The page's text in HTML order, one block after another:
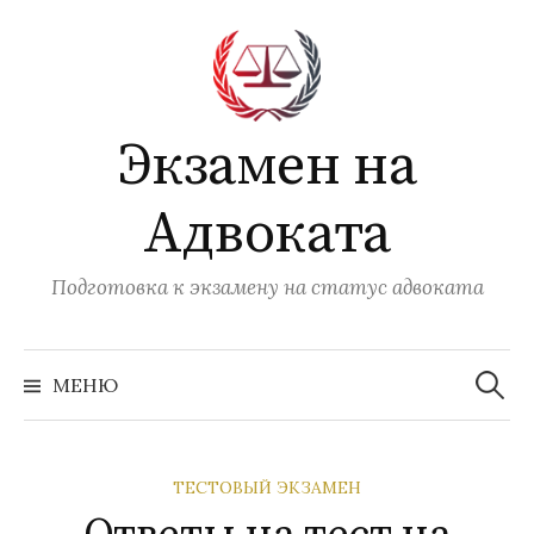
Экзамен на
Адвоката
Подготовка к экзамену на статус адвоката
МЕНЮ
Найти:
ТЕСТОВЫЙ ЭКЗАМЕН